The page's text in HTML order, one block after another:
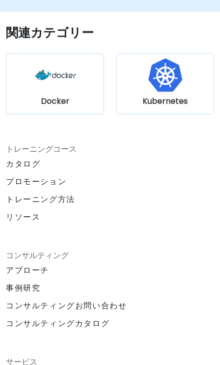
きる
ローカルでのKubernetes開発に関するベス
トプラクティスが実践可能になる
関連カテゴリー
Docker Kubernetes
トレーニングコース
カタログ
プロモーション
トレーニング方法
リソース
コンサルティング
アプローチ
事例研究
コンサルティングお問い合わせ
コンサルティングカタログ
サービス